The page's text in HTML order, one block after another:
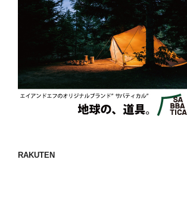
RAKUTEN